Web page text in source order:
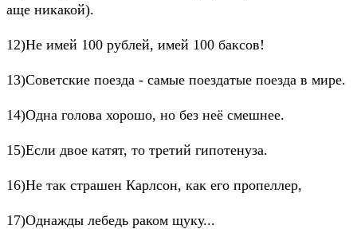
аще никакой).
12)Не имей 100 рублей, имей 100 баксов!
13)Советские поезда - самые поездатые поезда в мире.
14)Одна голова хорошо, но без неё смешнее.
15)Если двое катят, то третий гипотенуза.
16)Не так страшен Карлсон, как его пропеллер,
17)Однажды лебедь раком щуку...